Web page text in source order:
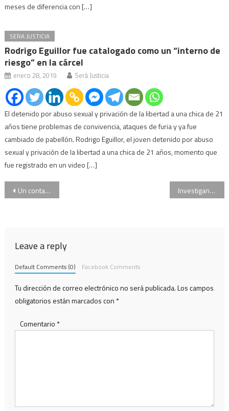
meses de diferencia con […]
SERA JUSTICIA
Rodrigo Eguillor fue catalogado como un “interno de
riesgo” en la cárcel
enero 28, 2019 Será Justicia
El detenido por abuso sexual y privación de la libertad a una chica de 21
años tiene problemas de convivencia, ataques de furia y ya fue
cambiado de pabellón. Rodrigo Eguillor, el joven detenido por abuso
sexual y privación de la libertad a una chica de 21 años, momento que
fue registrado en un video […]
Navegación
Un contador que escapaba con dinero fue detenido en los allanamientos ordenados contra Milagro Sala Investigan movimientos millonarios del sindicalista Víctor Santa María
Leave a reply
Default Comments (0) Facebook Comments
Tu dirección de correo electrónico no será publicada.Los campos
obligatorios están marcados con *
Comentario *